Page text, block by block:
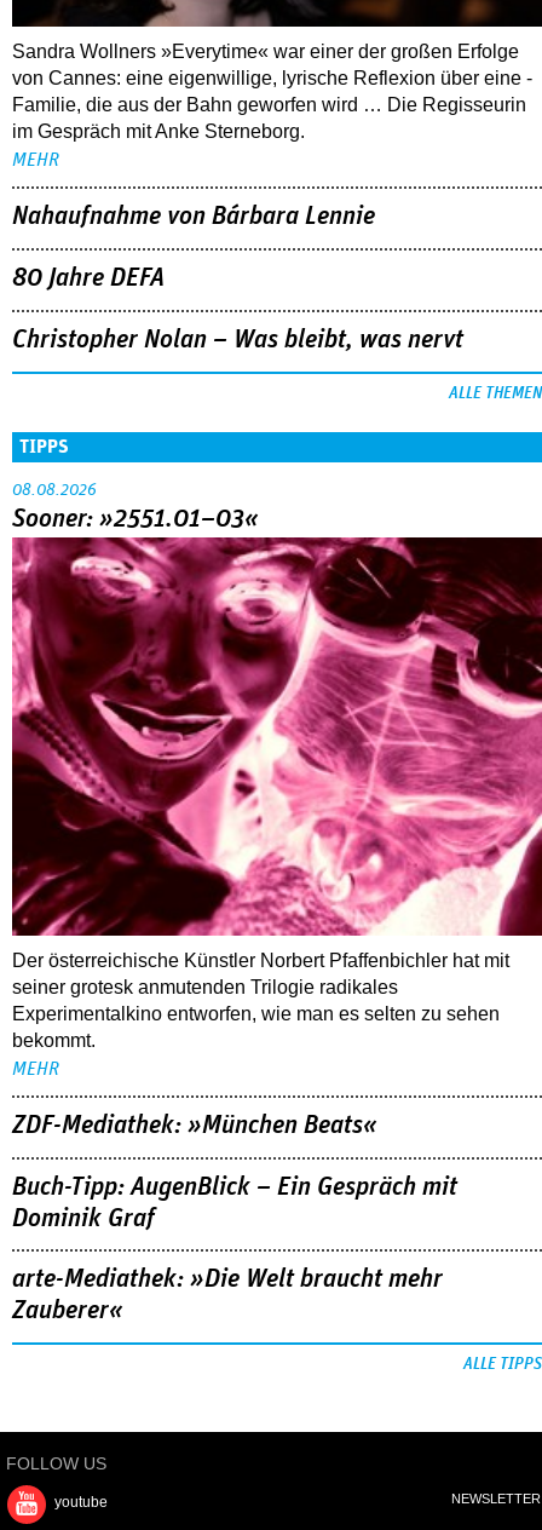
Sandra Wollners »Everytime« war einer der großen Erfolge
von Cannes: eine eigenwillige, lyrische Reflexion über eine ­
Familie, die aus der Bahn geworfen wird … Die Regisseurin
im Gespräch mit Anke Sterneborg.
MEHR
Nahaufnahme von Bárbara Lennie
80 Jahre DEFA
Christopher Nolan – Was bleibt, was nervt
ALLE THEMEN
TIPPS
08.08.2026
Sooner: »2551.01–03«
Der österreichische Künstler Norbert Pfaffenbichler hat mit
seiner grotesk anmutenden Trilogie radikales
Experimentalkino entworfen, wie man es selten zu sehen
bekommt.
MEHR
ZDF-Mediathek: »München Beats«
Buch-Tipp: AugenBlick – Ein Gespräch mit
Dominik Graf
arte-Mediathek: »Die Welt braucht mehr
Zauberer«
ALLE TIPPS
FOLLOW US
youtube NEWSLETTER